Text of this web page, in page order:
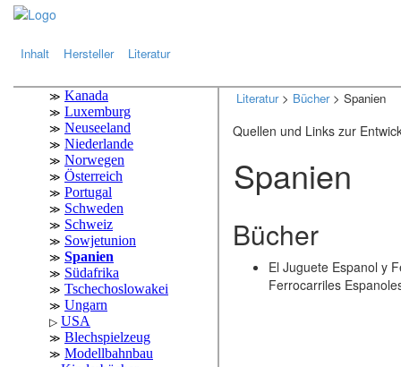
Inhalt Hersteller Literatur
Literatur> Bücher> Spanien
Quellen und Links zur
Spanien
Bücher
El Juguete Espanol y
Ferrocarriles